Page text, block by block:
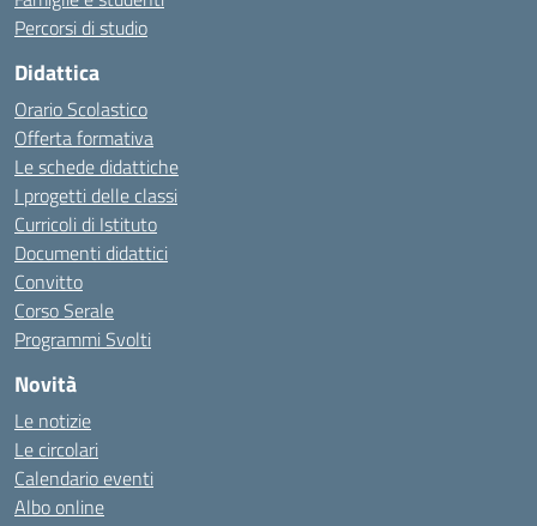
Percorsi di studio
Didattica
Orario Scolastico
Offerta formativa
Le schede didattiche
I progetti delle classi
Curricoli di Istituto
Documenti didattici
Convitto
Corso Serale
Programmi Svolti
Novità
Le notizie
Le circolari
Calendario eventi
Albo online